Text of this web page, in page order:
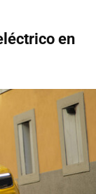
en